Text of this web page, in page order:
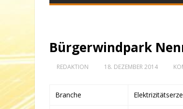
Bürgerwindpark
REDAKTION 18. DEZEMBER 2014
Branche